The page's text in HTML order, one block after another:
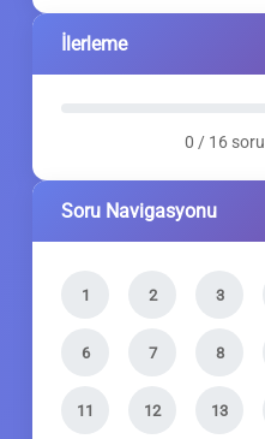
İlerleme
0 / 16 soru
Soru Navigasyonu
1 2 3
6 7 8
11 12 13